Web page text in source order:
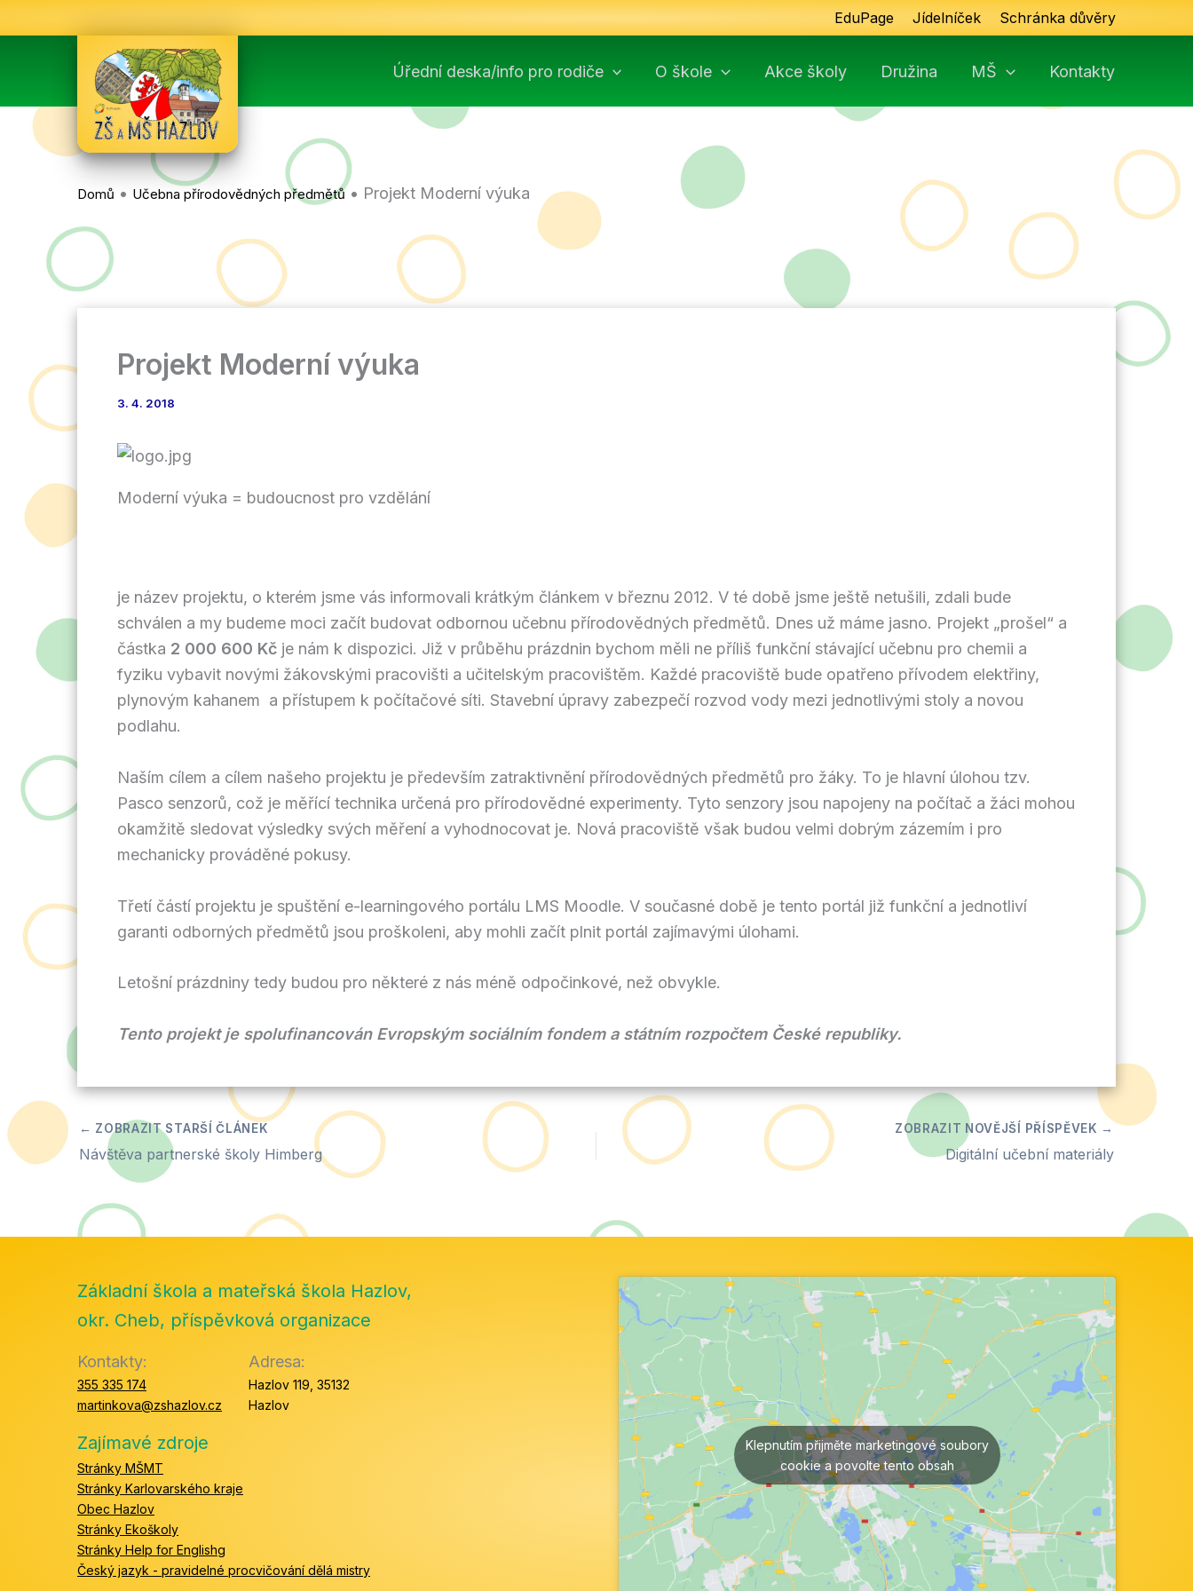
na
EduPage Jídelníček Schránka důvěry
Úřední deska/info pro rodiče O škole Akce školy Družina MŠ Kontakty
Domů • Učebna přírodovědných předmětů• Projekt Moderní výuka
Projekt Moderní výuka
3. 4. 2018
Moderní výuka = budoucnost pro vzdělání
je název projektu, o kterém jsme vás informovali krátkým článkem v březnu 2012. V té době jsme ještě netušili, zdali bude
schválen a my budeme moci začít budovat odbornou učebnu přírodovědných předmětů. Dnes už máme jasno. Projekt „prošel“ a
částka 2 000 600 Kč je nám k dispozici. Již v průběhu prázdnin bychom měli ne příliš funkční stávající učebnu pro chemii a
fyziku vybavit novými žákovskými pracovišti a učitelským pracovištěm. Každé pracoviště bude opatřeno přívodem elektřiny,
plynovým kahanem a přístupem k počítačové síti. Stavební úpravy zabezpečí rozvod vody mezi jednotlivými stoly a novou
podlahu.
Naším cílem a cílem našeho projektu je především zatraktivnění přírodovědných předmětů pro žáky. To je hlavní úlohou tzv.
Pasco senzorů, což je měřící technika určená pro přírodovědné experimenty. Tyto senzory jsou napojeny na počítač a žáci mohou
okamžitě sledovat výsledky svých měření a vyhodnocovat je. Nová pracoviště však budou velmi dobrým zázemím i pro
mechanicky prováděné pokusy.
Třetí částí projektu je spuštění e-learningového portálu LMS Moodle. V současné době je tento portál již funkční a jednotliví
garanti odborných předmětů jsou proškoleni, aby mohli začít plnit portál zajímavými úlohami.
Letošní prázdniny tedy budou pro některé z nás méně odpočinkové, než obvykle.
Tento projekt je spolufinancován Evropským sociálním fondem a státním rozpočtem České republiky.
Návštěva partnerské školy Himberg Digitální učební materiály
Základní škola a mateřská škola Hazlov,
okr. Cheb, příspěvková organizace
Kontakty:
355 335 174
martinkova@zshazlov.cz
Adresa:
Hazlov 119, 35132
Hazlov
Zajímavé zdroje
Stránky MŠMT
Stránky Karlovarského kraje
Obec Hazlov
Stránky Ekoškoly
Stránky Help for Englishg
Český jazyk - pravidelné procvičování dělá mistry
Klepnutím přijměte marketingové soubory
cookie a povolte tento obsah